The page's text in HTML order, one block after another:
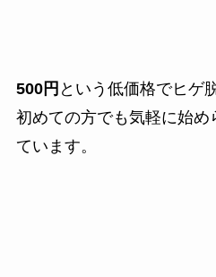
500円 という低価格でヒゲ
初めての方でも気軽に始め
ています。